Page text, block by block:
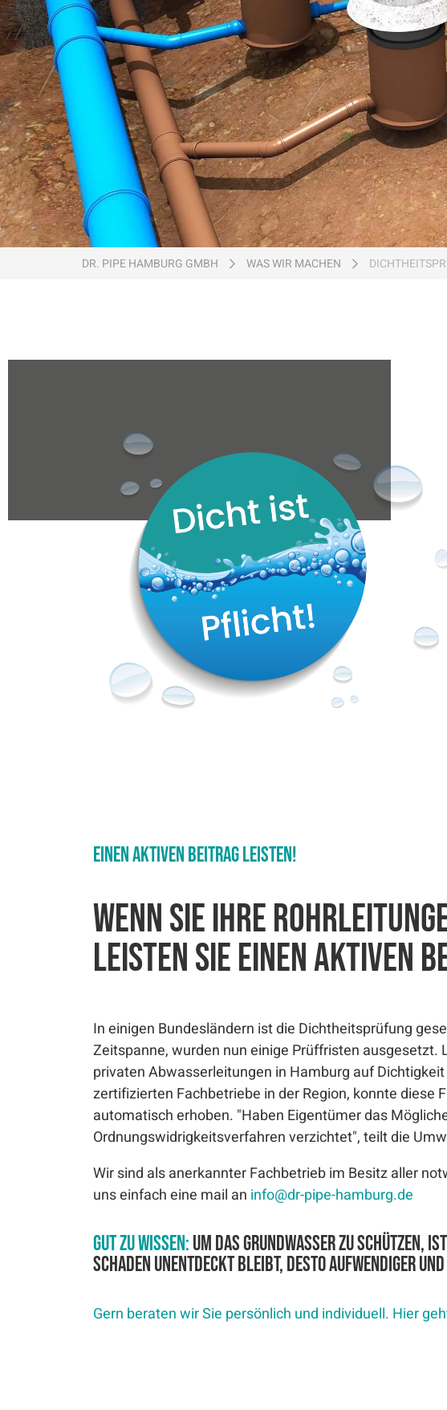
Ein Unternehmen der
DR. PIPE HAMBURG GMBH WAS WIR MACHEN
Einen aktiven Beitrag leisten!
Wenn Sie Ihre
leisten Sie einen aktiven
In einigen Bundesländern ist die Dichtheitsprüfung
Zeitspanne, wurden nun einige Prüffristen
privaten Abwasserleitungen in Hamburg auf
zertifizierten Fachbetriebe in der Region, konnte
automatisch erhoben. "Haben Eigentümer das
Ordnungswidrigkeitsverfahren verzichtet", teilt die
Wir sind als anerkannter Fachbetrieb im Besitz aller
uns einfach eine mail an info@dr-pipe-hamburg.de
Gut zu wissen:Um das Grundwasser zu
Schaden unentdeckt bleibt, desto aufwendiger
Gern beraten wir Sie persönlich und individuell. Hier